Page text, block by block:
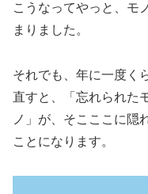
こうなってやっと、モ
まりました。
それでも、年に一度く
直すと、「忘れられた
ノ」が、そこここに隠
ことになります。